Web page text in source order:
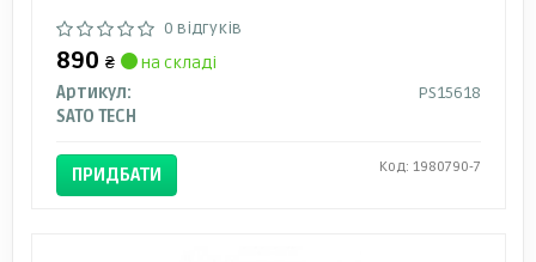
0 відгуків
890 ₴
на складі
Артикул:
PS15618
SATO TECH
ПРИДБАТИ Код: 1980790-7